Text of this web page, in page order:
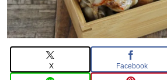
X Facebook